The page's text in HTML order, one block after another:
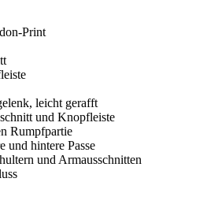
Print
leicht gerafft
und Knopfleiste
Rumpfpartie
und hintere Passe
und Armausschnitten